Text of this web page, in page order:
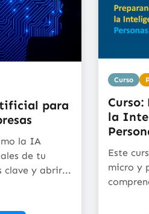
para
la IA
de tu
clave y abrir...
Curso
la
Este
micro y